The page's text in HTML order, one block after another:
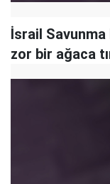
İsrail Savunma
zor bir ağaca